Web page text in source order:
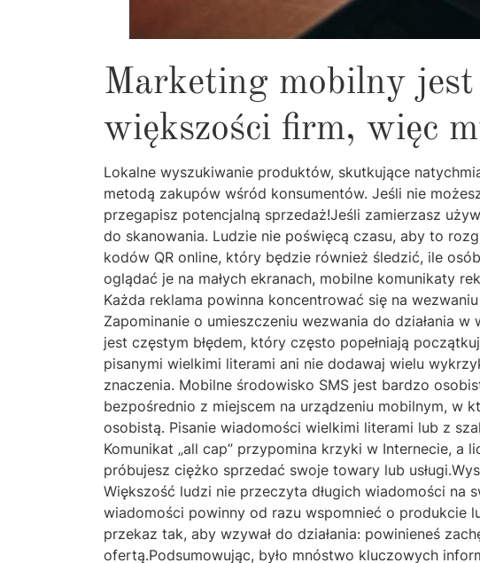
Marketing mobilny jest
większości firm, więc
Lokalne wyszukiwanie produktów, skutkujące
metodą zakupów wśród konsumentów. Jeśli nie
przegapisz potencjalną sprzedaż!Jeśli zamierzasz
do skanowania. Ludzie nie poświęcą czasu, aby to
kodów QR online, który będzie również śledzić, ile
oglądać je na małych ekranach, mobilne komunikaty
Każda reklama powinna koncentrować się na
Zapominanie o umieszczeniu wezwania do działania
jest częstym błędem, który często popełniają
pisanymi wielkimi literami ani nie dodawaj wielu
znaczenia. Mobilne środowisko SMS jest bardzo
bezpośrednio z miejscem na urządzeniu mobilnym, w
osobistą. Pisanie wiadomości wielkimi literami lub z
Komunikat „all cap” przypomina krzyki w Internecie, a
próbujesz ciężko sprzedać swoje towary lub
Większość ludzi nie przeczyta długich wiadomości
wiadomości powinny od razu wspomnieć o produkcie
przekaz tak, aby wzywał do działania: powinieneś
ofertą.Podsumowując, było mnóstwo kluczowych